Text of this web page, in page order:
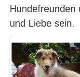
Hundefreunden
und Liebe sein.